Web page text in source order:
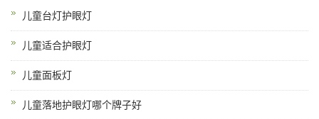
儿童台灯护眼灯
儿童适合护眼灯
儿童面板灯
儿童落地护眼灯哪个牌子好